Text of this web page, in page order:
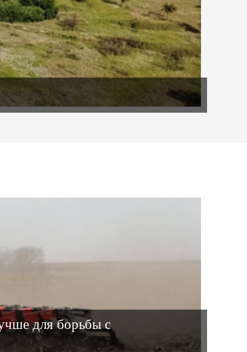
для борьбы с